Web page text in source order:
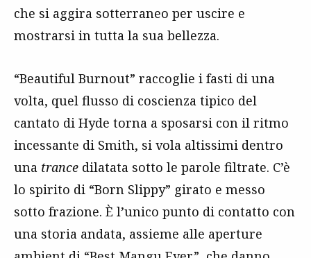
che si aggira sotterraneo per uscire e
mostrarsi in tutta la sua bellezza.
“Beautiful Burnout” raccoglie i fasti di una
volta, quel flusso di coscienza tipico del
cantato di Hyde torna a sposarsi con il ritmo
incessante di Smith, si vola altissimi dentro
una trance dilatata sotto le parole filtrate. C’è
lo spirito di “Born Slippy” girato e messo
sotto frazione. È l’unico punto di contatto con
una storia andata, assieme alle aperture